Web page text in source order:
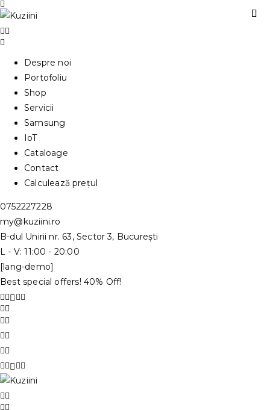
Despre noi
Portofoliu
Shop
Servicii
Samsung
IoT
Cataloage
Contact
Calculează prețul
0752227228
my@kuziini.ro
B-dul Unirii nr. 63, Sector 3, București
L - V: 11:00 - 20:00
[lang-demo]
Best special offers! 40% Off!